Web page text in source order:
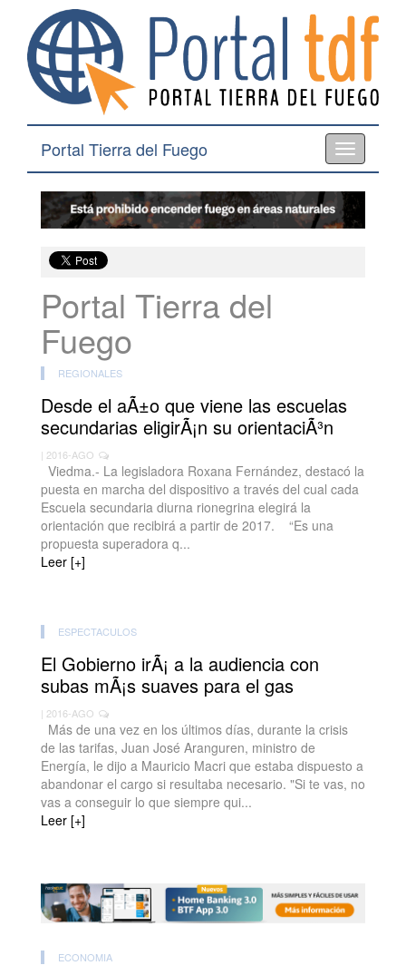
Toggle
navigation
Portal Tierra del Fuego
Portal Tierra del
Fuego
REGIONALES
Desde el aÃ±o que viene las escuelas
secundarias eligirÃ¡n su orientaciÃ³n
| 2016-AGO
Viedma.- La legisladora Roxana Fernández, destacó la
puesta en marcha del dispositivo a través del cual cada
Escuela secundaria diurna rionegrina elegirá la
orientación que recibirá a partir de 2017. “Es una
propuesta superadora q...
Leer [+]
ESPECTACULOS
El Gobierno irÃ¡ a la audiencia con
subas mÃ¡s suaves para el gas
| 2016-AGO
Más de una vez en los últimos días, durante la crisis
de las tarifas, Juan José Aranguren, ministro de
Energía, le dijo a Mauricio Macri que estaba dispuesto a
abandonar el cargo si resultaba necesario. "Si te vas, no
vas a conseguir lo que siempre qui...
Leer [+]
ECONOMIA